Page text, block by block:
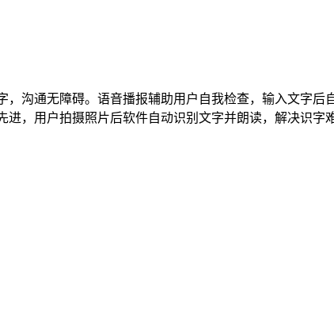
沟通无障碍。语音播报辅助用户自我检查，输入文字后
，用户拍摄照片后软件自动识别文字并朗读，解决识字难